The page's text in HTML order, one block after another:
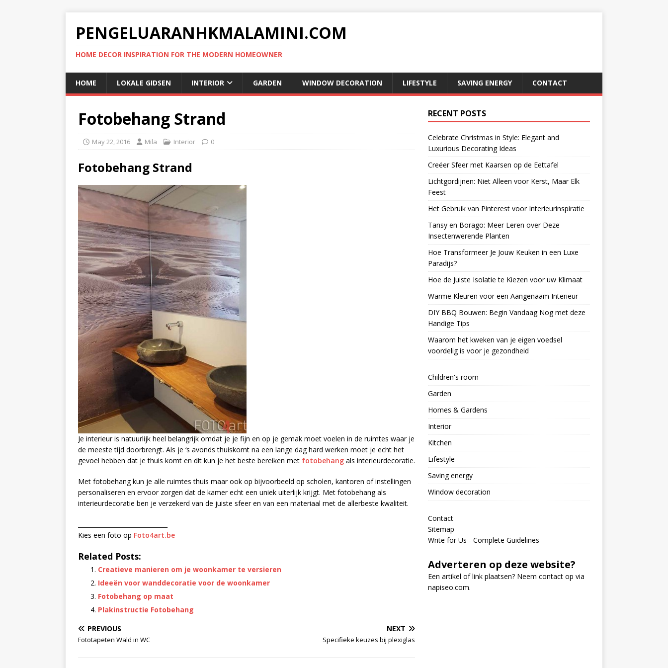
PENGELUARANHKMALAMINI.COM
HOME DECOR INSPIRATION FOR THE MODERN HOMEOWNER
HOME LOKALE GIDSEN INTERIOR GARDEN WINDOW DECORATION LIFESTYLE SAVING ENERGY CONTACT
Fotobehang Strand
May 22, 2016 Mila Interior 0
Fotobehang Strand
Je interieur is natuurlijk heel belangrijk omdat je je fijn en op je gemak moet voelen in de ruimtes waar je
de meeste tijd doorbrengt. Als je ‘s avonds thuiskomt na een lange dag hard werken moet je echt het
gevoel hebben dat je thuis komt en dit kun je het beste bereiken met fotobehang als interieurdecoratie.
Met fotobehang kun je alle ruimtes thuis maar ook op bijvoorbeeld op scholen, kantoren of instellingen
personaliseren en ervoor zorgen dat de kamer echt een uniek uiterlijk krijgt. Met fotobehang als
interieurdecoratie ben je verzekerd van de juiste sfeer en van een materiaal met de allerbeste kwaliteit.
Kies een foto op Foto4art.be
Related Posts:
Creatieve manieren om je woonkamer te versieren
Ideeën voor wanddecoratie voor de woonkamer
Fotobehang op maat
Plakinstructie Fotobehang
PREVIOUS
Fototapeten Wald in WC
NEXT
Specifieke keuzes bij plexiglas
RECENT POSTS
Celebrate Christmas in Style: Elegant and
Luxurious Decorating Ideas
Creëer Sfeer met Kaarsen op de Eettafel
Lichtgordijnen: Niet Alleen voor Kerst, Maar Elk
Feest
Het Gebruik van Pinterest voor Interieurinspiratie
Tansy en Borago: Meer Leren over Deze
Insectenwerende Planten
Hoe Transformeer Je Jouw Keuken in een Luxe
Paradijs?
Hoe de Juiste Isolatie te Kiezen voor uw Klimaat
Warme Kleuren voor een Aangenaam Interieur
DIY BBQ Bouwen: Begin Vandaag Nog met deze
Handige Tips
Waarom het kweken van je eigen voedsel
voordelig is voor je gezondheid
Children's room
Garden
Homes & Gardens
Interior
Kitchen
Lifestyle
Saving energy
Window decoration
Contact
Sitemap
Write for Us - Complete Guidelines
Adverteren op deze website?
Een artikel of link plaatsen? Neem contact op via
napiseo.com.